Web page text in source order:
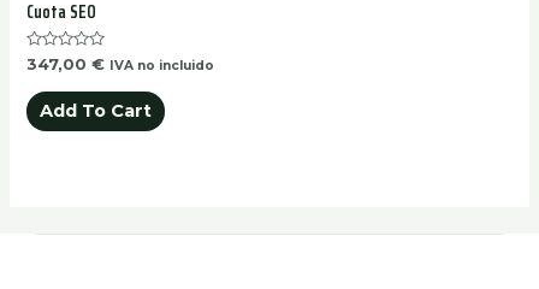
Cuota SEO
Rated
out
of
5
347,00€ IVA no incluido
Add To Cart